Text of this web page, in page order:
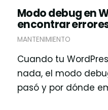
Modo debug en
encontrar
MANTENIMIENTO
Cuando tu
nada, el modo
pasó y por dónde